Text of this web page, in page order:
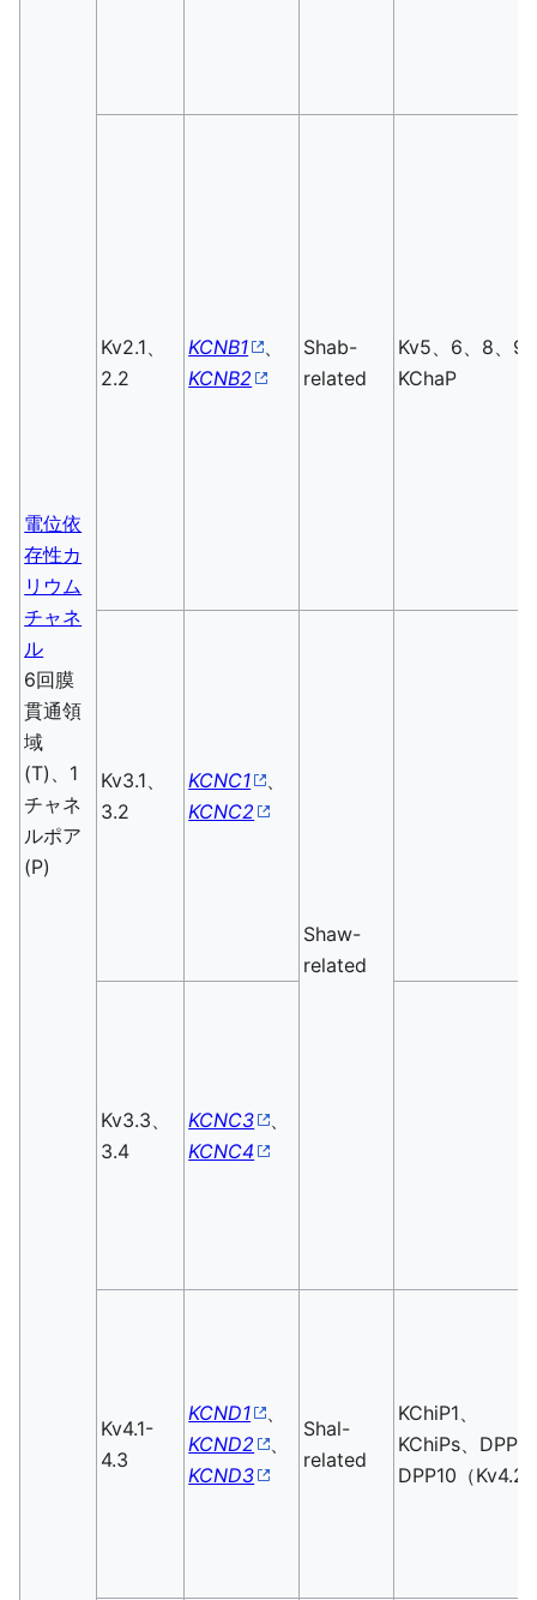
電位依
存性カ
リウム
チャネ
ル
6回膜
貫通領
域
(T)、1
チャネ
ルポア
(P)
Kv2.1、
2.2
KCNB1
、
KCNB2
Shab-
related
Kv5、6、8、9
KChaP
Kv3.1、
3.2
KCNC1
、
KCNC2
Shaw-
related
Kv3.3、
3.4
KCNC3
、
KCNC4
Kv4.1-
4.3
KCND1
、
KCND2
、
KCND3
Shal-
related
KChiP1、
KChiPs、DPPX
DPP10（Kv4.2